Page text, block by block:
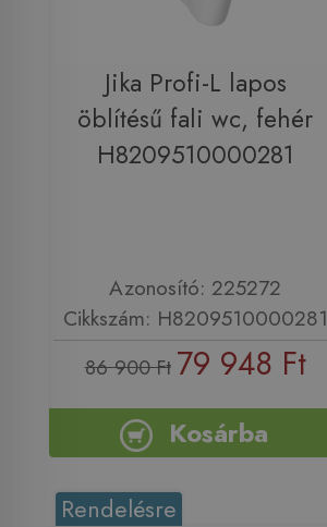
Jika Profi-L lapos
öblítésű fali wc, fehér
H8209510000281
Azonosító: 225272
Cikkszám: H8209510000281
86 900 Ft 79 948 Ft
Kosárba
Rendelésre